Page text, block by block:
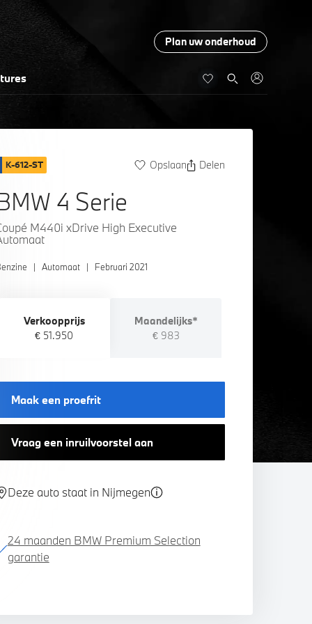
Plan uw onderhoud
K-612-ST Opslaan Delen
4 Serie
M440i xDrive High Executive
| Automaat | Februari 2021
Verkoopprijs
€ 51.950
Maandelijks*
€ 983
Maak een proefrit
Vraag een inruilvoorstel aan
Deze auto staat in Nijmegen
24 maanden BMW Premium Selection
garantie